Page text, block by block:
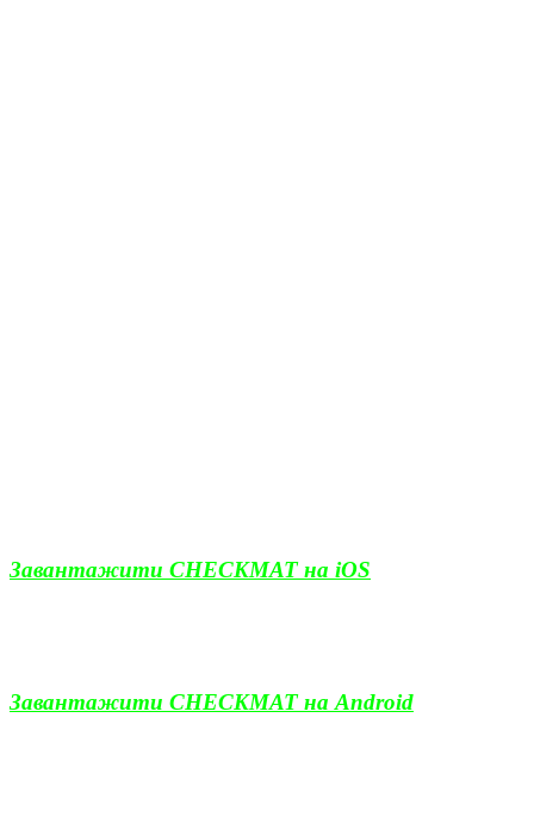
Завантажити CHECKMAT на iOS
Завантажити CHECKMAT на Android